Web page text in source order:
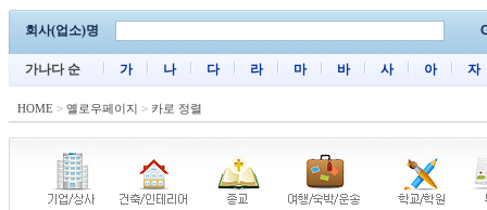
회사(업소)명
가나다 순 가 나 다 라 마 바 사 아 자
HOME > 옐로우페이지 > 카로 정렬